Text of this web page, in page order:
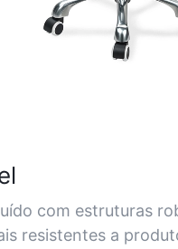
com estruturas
resistentes a